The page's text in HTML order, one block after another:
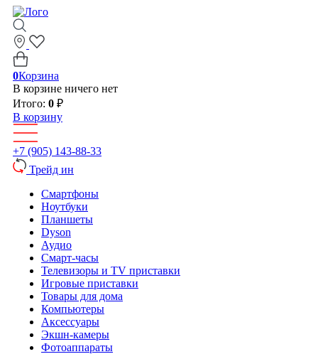
0Корзина
В корзине ничего нет
Итого: 0 ₽
В корзину
+7 (905) 143-88-33
Трейд ин
Смартфоны
Ноутбуки
Планшеты
Dyson
Аудио
Смарт-часы
Телевизоры и TV приставки
Игровые приставки
Товары для дома
Компьютеры
Аксесcуары
Экшн-камеры
Фотоаппараты